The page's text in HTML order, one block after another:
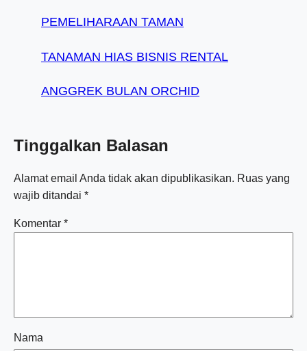
PEMELIHARAAN TAMAN
TANAMAN HIAS BISNIS RENTAL
ANGGREK BULAN ORCHID
Tinggalkan Balasan
Alamat email Anda tidak akan dipublikasikan. Ruas yang
wajib ditandai *
Komentar *
Nama